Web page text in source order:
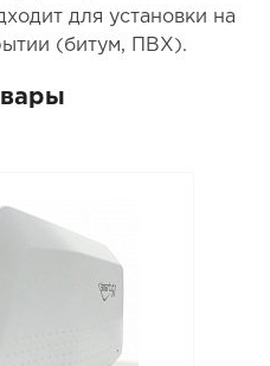
для установки на
(битум, ПВХ).